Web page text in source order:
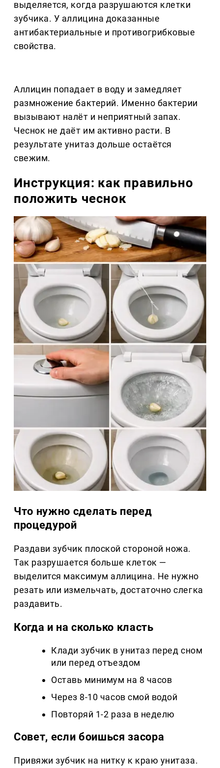
выделяется, когда разрушаются клетки
зубчика. У аллицина доказанные
антибактериальные и противогрибковые
свойства.
Аллицин попадает в воду и замедляет
размножение бактерий. Именно бактерии
вызывают налёт и неприятный запах.
Чеснок не даёт им активно расти. В
результате унитаз дольше остаётся
свежим.
Инструкция: как правильно
положить чеснок
Что нужно сделать перед
процедурой
Раздави зубчик плоской стороной ножа.
Так разрушается больше клеток —
выделится максимум аллицина. Не нужно
резать или измельчать, достаточно слегка
раздавить.
Когда и на сколько класть
Клади зубчик в унитаз перед сном
или перед отъездом
Оставь минимум на 8 часов
Через 8-10 часов смой водой
Повторяй 1-2 раза в неделю
Совет, если боишься засора
Привяжи зубчик на нитку к краю унитаза.